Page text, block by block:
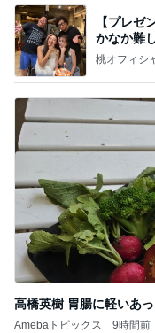
【プレゼ
かなか難
桃オフィシ
高橋英樹 胃腸に軽いあ
Amebaトピックス 9時間前